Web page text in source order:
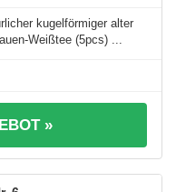
kugelförmiger alter
Weißtee (5pcs) ...
»